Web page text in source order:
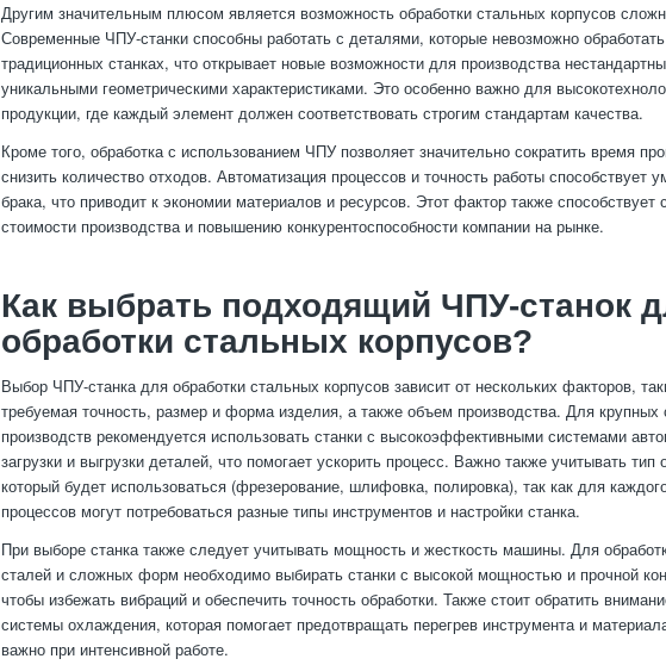
Другим значительным плюсом является возможность обработки стальных корпусов
Современные ЧПУ-станки способны работать с деталями, которые невозможно
традиционных станках, что открывает новые возможности для производства
уникальными геометрическими характеристиками. Это особенно важно для
продукции, где каждый элемент должен соответствовать строгим стандартам качества.
Кроме того, обработка с использованием ЧПУ позволяет значительно сократить время
снизить количество отходов. Автоматизация процессов и точность работы способствует
брака, что приводит к экономии материалов и ресурсов. Этот фактор также способствует
стоимости производства и повышению конкурентоспособности компании на рынке.
Как выбрать подходящий ЧПУ-станок
обработки стальных корпусов?
Выбор ЧПУ-станка для обработки стальных корпусов зависит от нескольких факторов,
требуемая точность, размер и форма изделия, а также объем производства. Для крупных
производств рекомендуется использовать станки с высокоэффективными системами
загрузки и выгрузки деталей, что помогает ускорить процесс. Важно также учитывать тип
который будет использоваться (фрезерование, шлифовка, полировка), так как для
процессов могут потребоваться разные типы инструментов и настройки станка.
При выборе станка также следует учитывать мощность и жесткость машины. Для
сталей и сложных форм необходимо выбирать станки с высокой мощностью и прочной
чтобы избежать вибраций и обеспечить точность обработки. Также стоит обратить
системы охлаждения, которая помогает предотвращать перегрев инструмента и
важно при интенсивной работе.